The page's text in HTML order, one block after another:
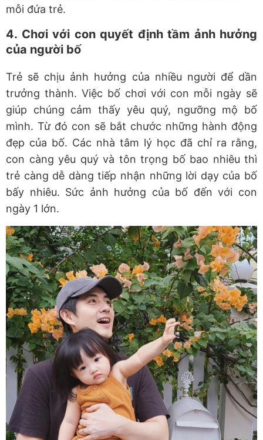
mỗi đứa trẻ.
4. Chơi với con quyết định tầm ảnh hưởng
của người bố
Trẻ sẽ chịu ảnh hưởng của nhiều người để dần
trưởng thành. Việc bố chơi với con mỗi ngày sẽ
giúp chúng cảm thấy yêu quý, ngưỡng mộ bố
mình. Từ đó con sẽ bắt chước những hành động
đẹp của bố. Các nhà tâm lý học đã chỉ ra rằng,
con càng yêu quý và tôn trọng bố bao nhiêu thì
trẻ càng dễ dàng tiếp nhận những lời dạy của bố
bấy nhiêu. Sức ảnh hưởng của bố đến với con
ngày 1 lớn.